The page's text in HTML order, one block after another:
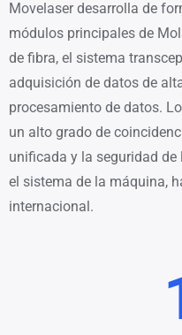
Movelaser desarrolla de
módulos principales de
de fibra, el sistema
adquisición de datos de
procesamiento de datos.
un alto grado de
unificada y la seguridad
el sistema de la máquina,
internacional.